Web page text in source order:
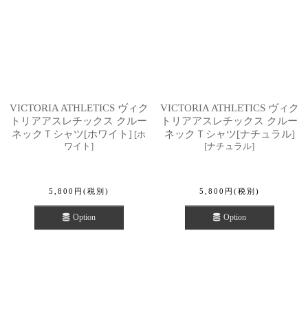
VICTORIA ATHLETICS ヴィク
トリアアスレチックス クルー
ネックＴシャツ[ホワイト] [ホ
ワイト ]
5,800 円 (税別)
Option
VICTORIA ATHLETICS ヴィク
トリアアスレチックス クルー
ネックＴシャツ[ナチュラル]
[ナチュラル]
5,800 円 (税別)
Option